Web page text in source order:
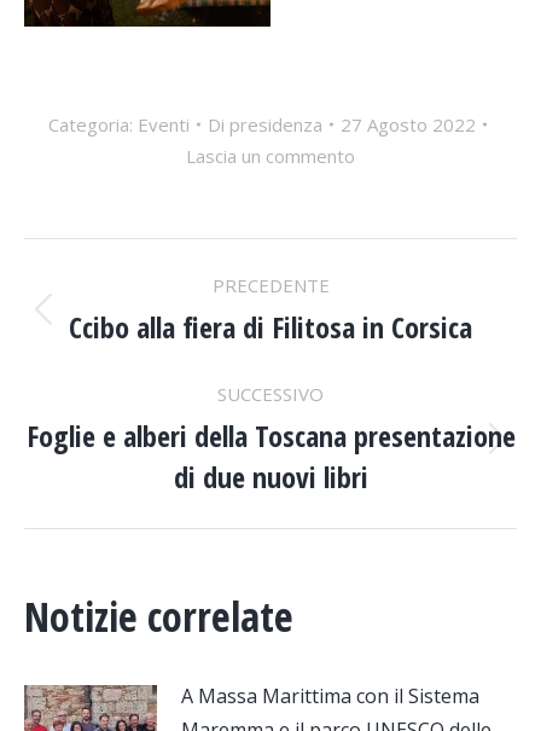
Categoria: Eventi Di presidenza
27 Agosto 2022
Lascia un commento
NAVIGA
TRA
I
POST
PRECEDENTE
Post
Ccibo alla fiera di Filitosa in Corsica
SUCCESSIVO
Prossimo
post:
Foglie e alberi della Toscana presentazione
di due nuovi libri
Notizie correlate
A Massa Marittima con il Sistema